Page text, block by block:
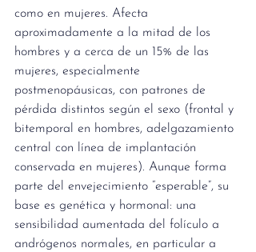
como en mujeres. Afecta
aproximadamente a la mitad de los
hombres y a cerca de un 15% de las
mujeres, especialmente
postmenopáusicas, con patrones de
pérdida distintos según el sexo (frontal y
bitemporal en hombres, adelgazamiento
central con línea de implantación
conservada en mujeres). Aunque forma
parte del envejecimiento “esperable”, su
base es genética y hormonal: una
sensibilidad aumentada del folículo a
andrógenos normales, en particular a